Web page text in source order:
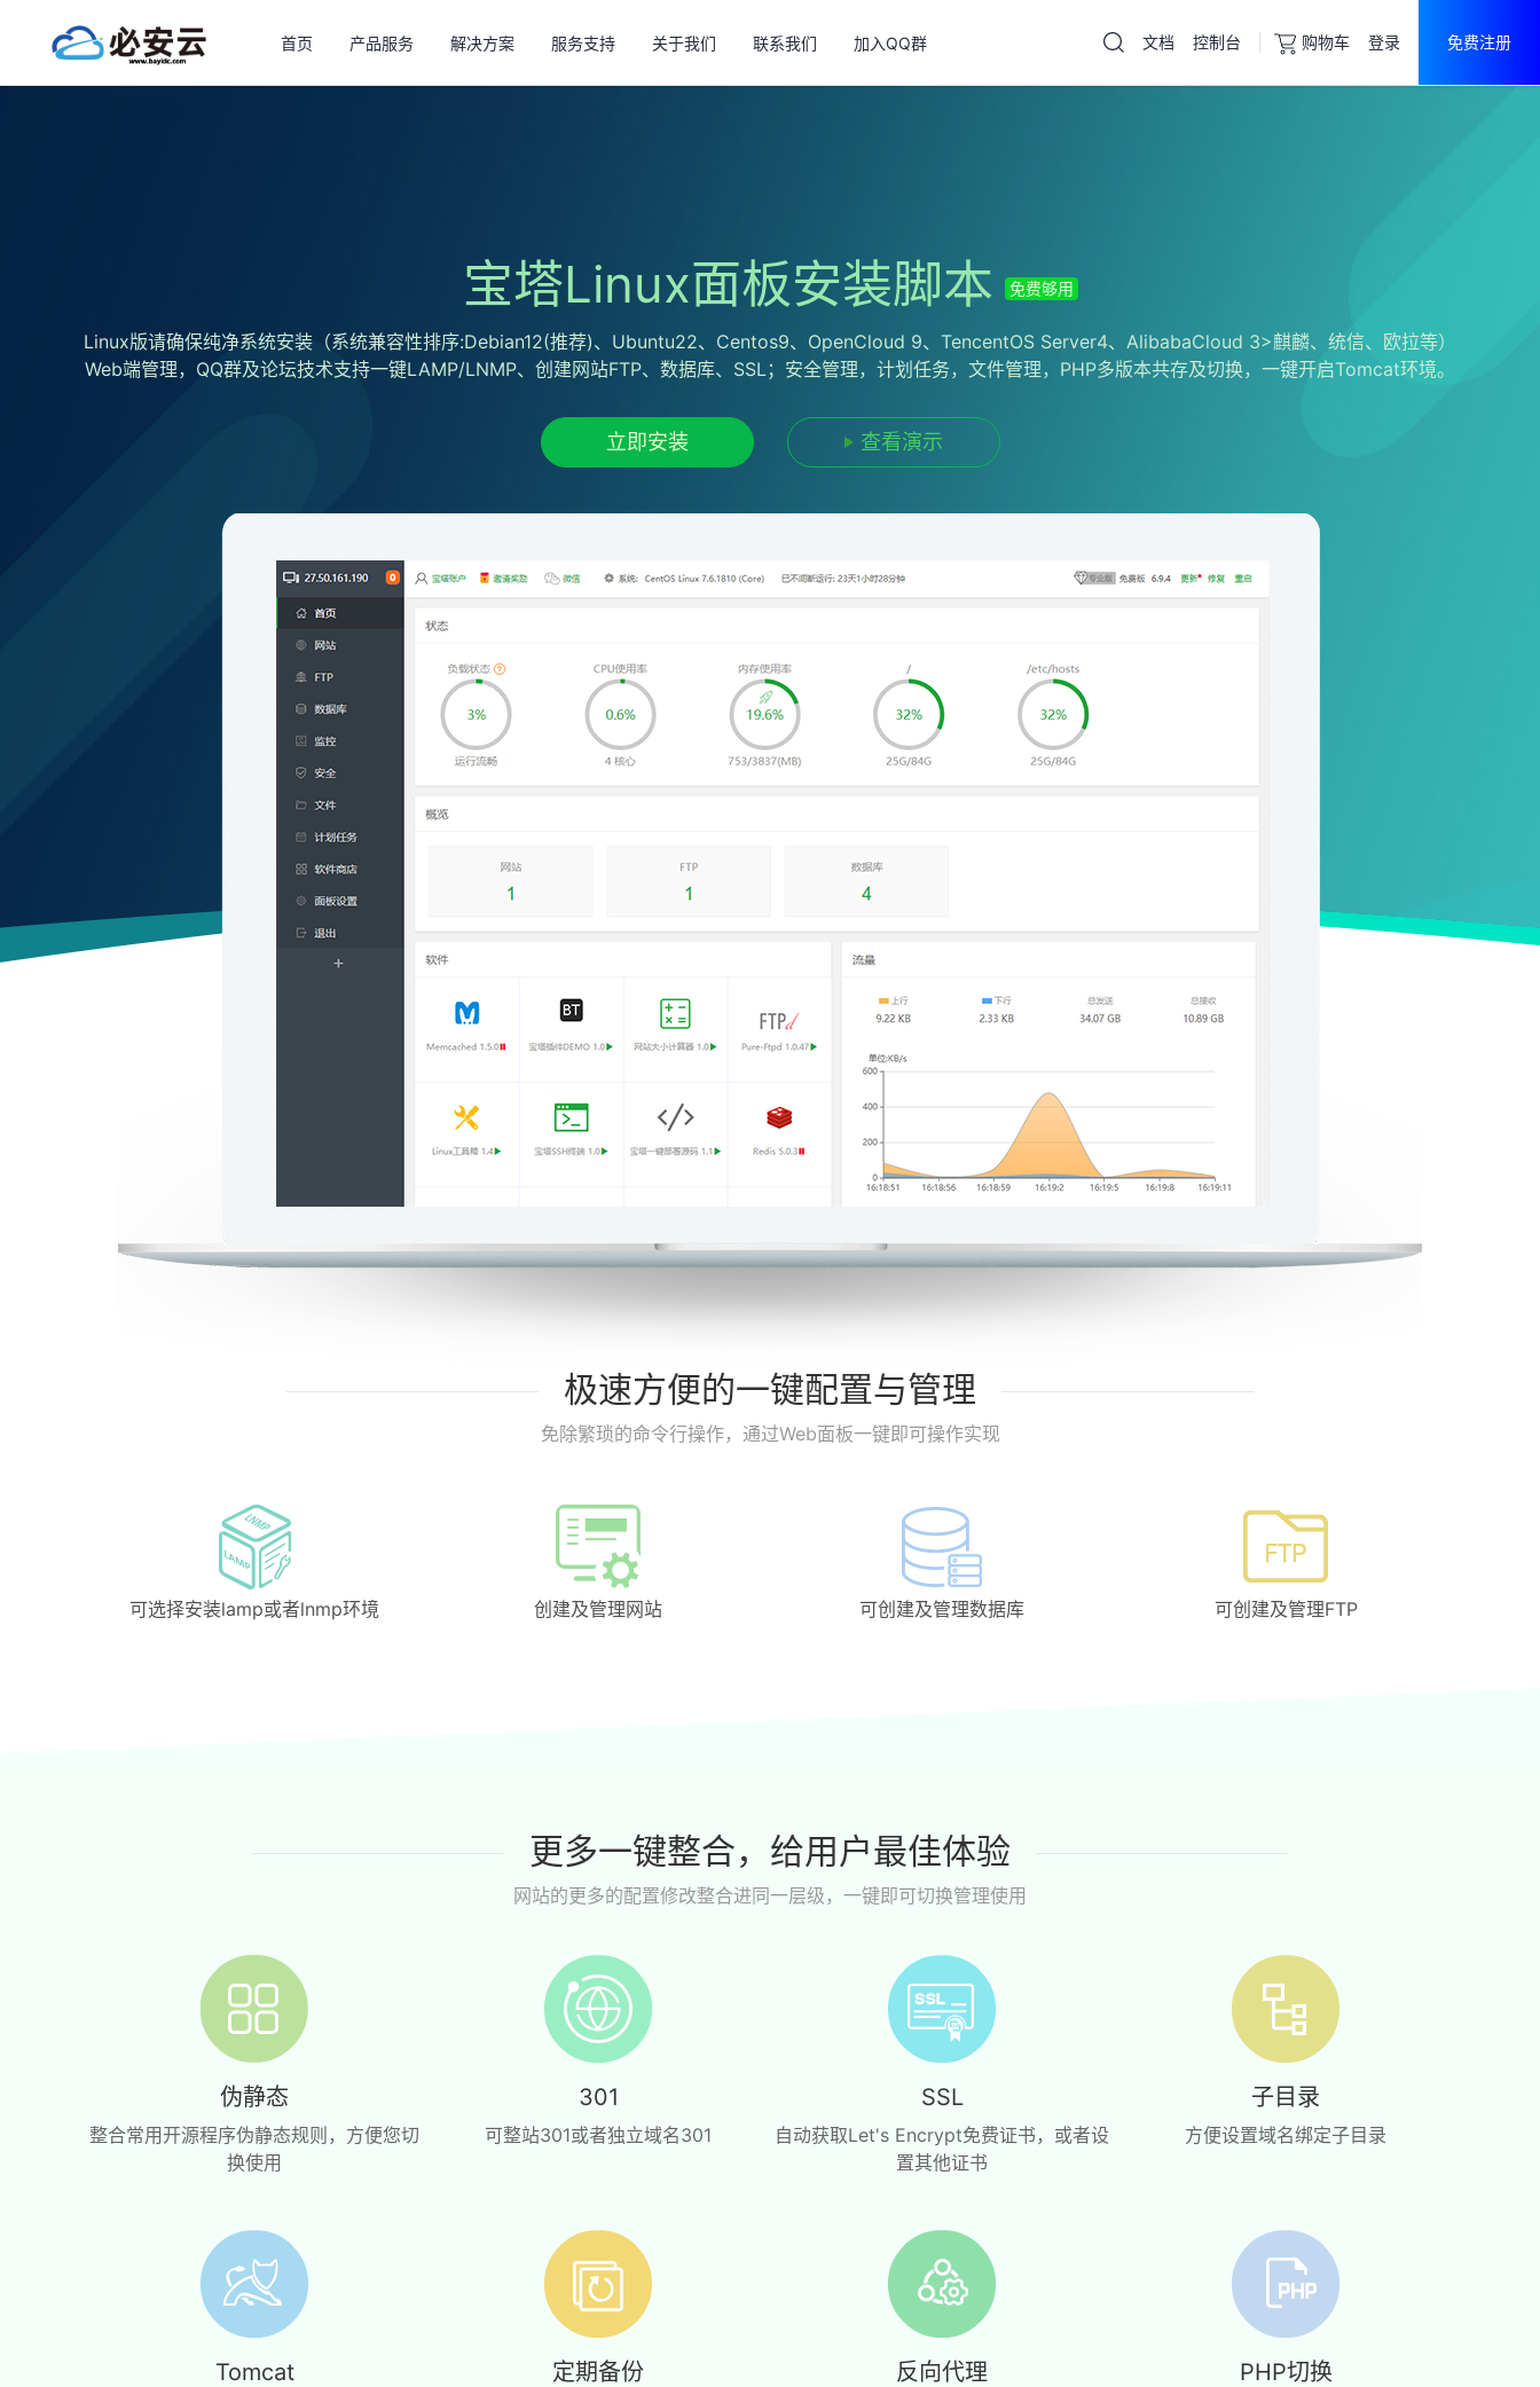
首页 产品服务 解决方案 服务支持 关于我们 联系我们 加入QQ群 文档 控制台 购物车 登录 免费注册
宝塔Linux面板安装脚本 免费够用
Linux版请确保纯净系统安装（系统兼容性排序:Debian12(推荐)、Ubuntu22、Centos9、OpenCloud 9、TencentOS Server4、AlibabaCloud 3>麒麟、统信、欧拉等）
Web端管理，QQ群及论坛技术支持一键LAMP/LNMP、创建网站FTP、数据库、SSL；安全管理，计划任务，文件管理，PHP多版本共存及切换，一键开启Tomcat环境。
立即安装 查看演示
极速方便的一键配置与管理
免除繁琐的命令行操作，通过Web面板一键即可操作实现
可选择安装lamp或者lnmp环境 创建及管理网站 可创建及管理数据库 可创建及管理FTP
更多一键整合，给用户最佳体验
网站的更多的配置修改整合进同一层级，一键即可切换管理使用
伪静态
整合常用开源程序伪静态规则，方便您切
换使用
301
可整站301或者独立域名301
SSL
自动获取Let's Encrypt免费证书，或者设
置其他证书
子目录
方便设置域名绑定子目录
Tomcat 定期备份 反向代理 PHP切换